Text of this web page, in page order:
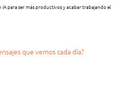
IA para ser más productivos y acabar trabajando el